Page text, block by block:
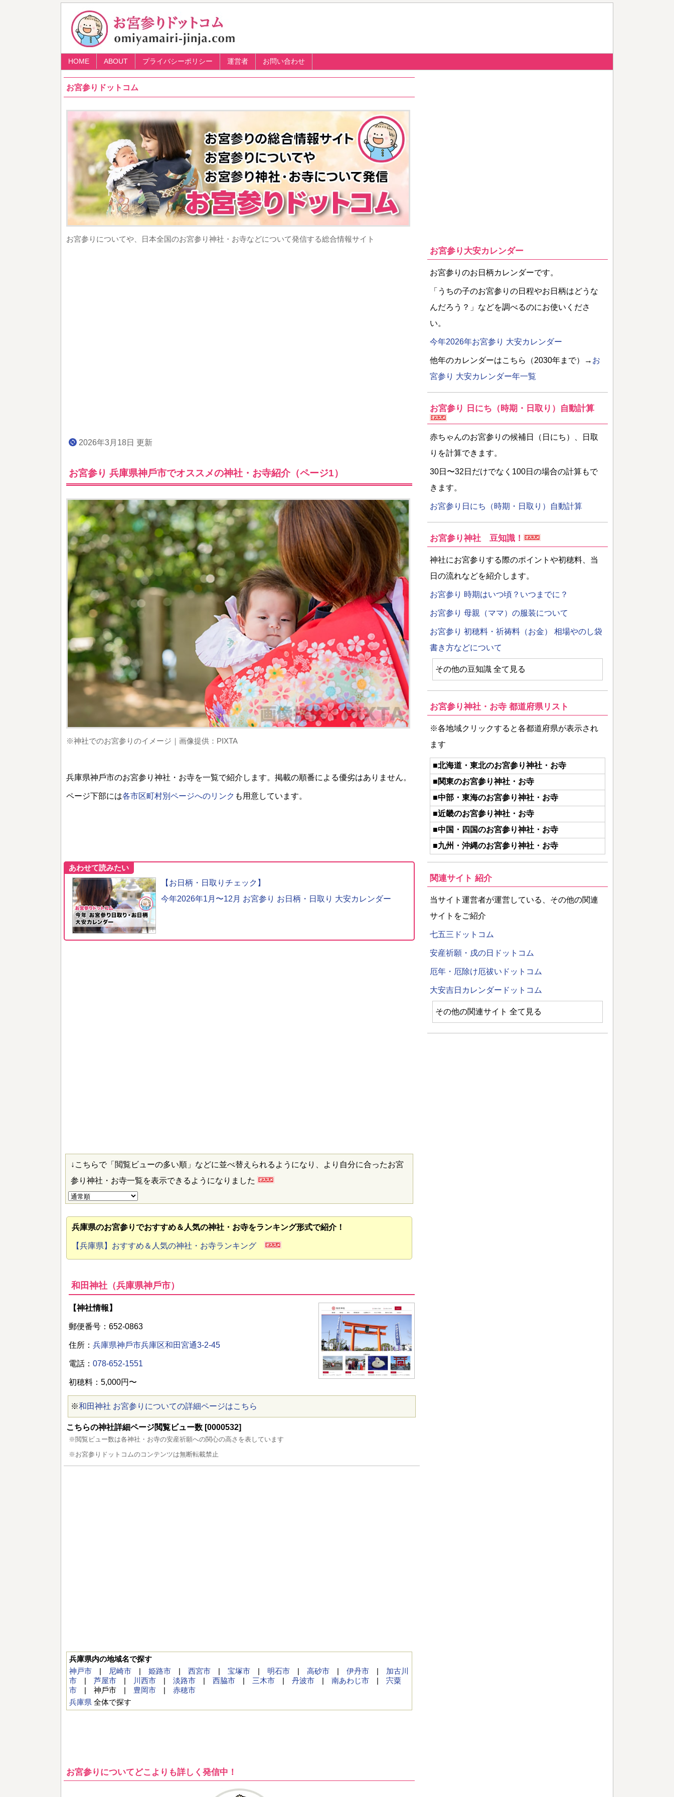
お宮参りドットコム
お宮参りについてや、日本全国のお宮参り神社・お寺などについて発信する総合情報サイト
2026年3月18日 更新
お宮参り 兵庫県神⼾市でオススメの神社・お寺紹介（ページ1）
※神社でのお宮参りのイメージ｜画像提供：PIXTA
兵庫県神⼾市のお宮参り神社・お寺を一覧で紹介します。掲載の順番による優劣はありません。
ページ下部には各市区町村別ページへのリンク も用意しています。
あわせて読みたい
【お日柄・日取りチェック】
今年2026年1月〜12月 お宮参り お日柄・日取り 大安カレンダー
↓こちらで「閲覧ビューの多い順」などに並べ替えられるようになり、より自分に合ったお宮
参り神社・お寺一覧を表示できるようになりました
兵庫県のお宮参りでおすすめ＆人気の神社・お寺をランキング形式で紹介！
【兵庫県】おすすめ＆人気の神社・お寺ランキング
和田神社（兵庫県神⼾市）
【神社情報】
郵便番号：652-0863
住所： 兵庫県神⼾市兵庫区和⽥宮通3-2-45
電話： 078-652-1551
初穂料：5,000円〜
※和田神社 お宮参りについての詳細ページはこちら
こちらの神社詳細ページ閲覧ビュー数 [0000532]
※閲覧ビュー数は各神社・お寺の安産祈願への関心の高さを表しています
※お宮参りドットコムのコンテンツは無断転載禁止
兵庫県内の地域名で探す
神戸市 | 尼崎市 | 姫路市 | 西宮市 | 宝塚市 | 明石市 | 高砂市 | 伊丹市 | 加古川
市 | 芦屋市 | 川西市 | 淡路市 | 西脇市 | 三木市 | 丹波市 | 南あわじ市 | 宍粟
市 | 神⼾市 | 豊岡市 | 赤穂市
兵庫県 全体で探す
お宮参りについてどこよりも詳しく発信中！
お宮参り大安カレンダー
お宮参りのお日柄カレンダーです。
「うちの子のお宮参りの日程やお日柄はどうな
んだろう？」などを調べるのにお使いくださ
い。
今年2026年お宮参り 大安カレンダー
他年のカレンダーはこちら（2030年まで）→ お
宮参り 大安カレンダー年一覧
お宮参り 日にち（時期・日取り）自動計算
赤ちゃんのお宮参りの候補日（日にち）、日取
りを計算できます。
30日〜32日だけでなく100日の場合の計算もで
きます。
お宮参り日にち（時期・日取り）自動計算
お宮参り神社 豆知識！
神社にお宮参りする際のポイントや初穂料、当
日の流れなどを紹介します。
お宮参り 時期はいつ頃？いつまでに？
お宮参り 母親（ママ）の服装について
お宮参り 初穂料・祈祷料（お金） 相場やのし袋
書き方などについて
その他の豆知識 全て見る
お宮参り神社・お寺 都道府県リスト
※各地域クリックすると各都道府県が表示され
ます
■北海道・東北のお宮参り神社・お寺
■関東のお宮参り神社・お寺
■中部・東海のお宮参り神社・お寺
■近畿のお宮参り神社・お寺
■中国・四国のお宮参り神社・お寺
■九州・沖縄のお宮参り神社・お寺
関連サイト 紹介
当サイト運営者が運営している、その他の関連
サイトをご紹介
七五三ドットコム
安産祈願・戌の日ドットコム
厄年・厄除け厄祓いドットコム
大安吉日カレンダードットコム
その他の関連サイト 全て見る
HOME ABOUT プライバシーポリシー 運営者 お問い合わせ